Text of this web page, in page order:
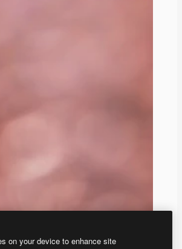
on your device to enhance site